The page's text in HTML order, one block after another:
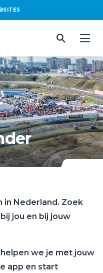
in Nederland. Zoek
jou en bij jouw
we je met jouw
app en start